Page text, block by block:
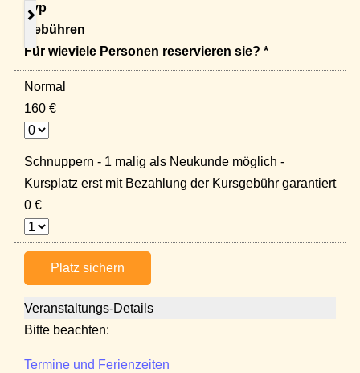
Typ
Gebühren
Für wieviele Personen reservieren sie? *
Normal
160 €
Schnuppern - 1 malig als Neukunde möglich -
Kursplatz erst mit Bezahlung der Kursgebühr garantiert
0 €
Platz sichern
Veranstaltungs-Details
Bitte beachten:
Termine und Ferienzeiten